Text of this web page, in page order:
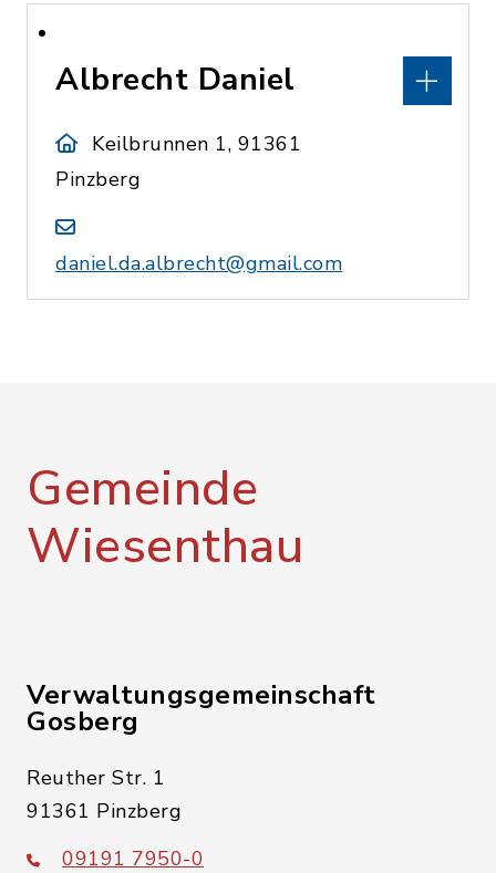
Albrecht Daniel
Keilbrunnen 1, 91361
Pinzberg
daniel.da.albrecht@gmail.com
Gemeinde
Wiesenthau
Verwaltungsgemeinschaft
Gosberg
Reuther Str. 1
91361 Pinzberg
09191 7950-0